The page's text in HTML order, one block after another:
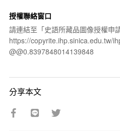
授權聯絡窗口
請連結至「史語所藏品圖像授權申
https://copyrite.ihp.sinica.edu.tw/
@@0.8397848014139848
分享本文